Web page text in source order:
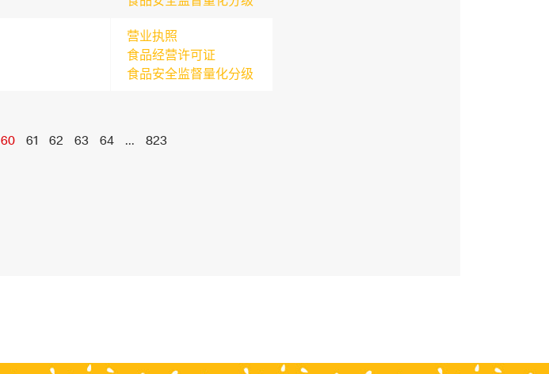
营业执照
食品经营许可证
食品安全监督量化分级
60 61 62 63 64 ... 823